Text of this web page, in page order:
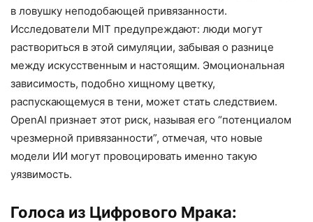
в ловушку неподобающей привязанности.
Исследователи MIT предупреждают: люди могут
раствориться в этой симуляции, забывая о разнице
между искусственным и настоящим. Эмоциональная
зависимость, подобно хищному цветку,
распускающемуся в тени, может стать следствием.
OpenAI признает этот риск, называя его “потенциалом
чрезмерной привязанности”, отмечая, что новые
модели ИИ могут провоцировать именно такую
уязвимость.
Голоса из Цифрового Мрака: